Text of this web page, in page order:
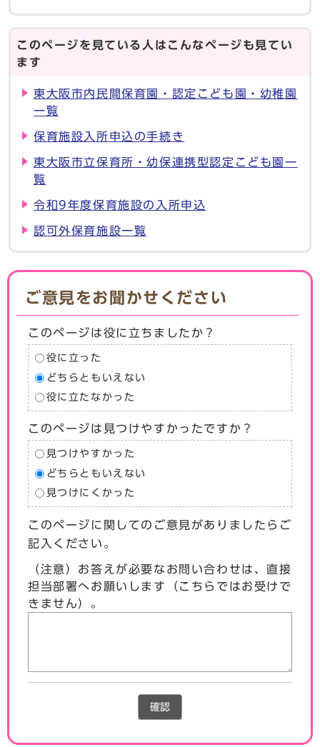
このページを見ている人はこんなページも見てい
ます
東大阪市内民間保育園・認定こども園・幼稚園
一覧
保育施設入所申込の手続き
東大阪市立保育所・幼保連携型認定こども園一
覧
令和9年度保育施設の入所申込
認可外保育施設一覧
ご意見をお聞かせください
このページは役に立ちましたか？
役に立った
どちらともいえない
役に立たなかった
このページは見つけやすかったですか？
見つけやすかった
どちらともいえない
見つけにくかった
このページに関してのご意見がありましたらご
記入ください。
（注意）お答えが必要なお問い合わせは、直接
担当部署へお願いします（こちらではお受けで
きません）。
確認